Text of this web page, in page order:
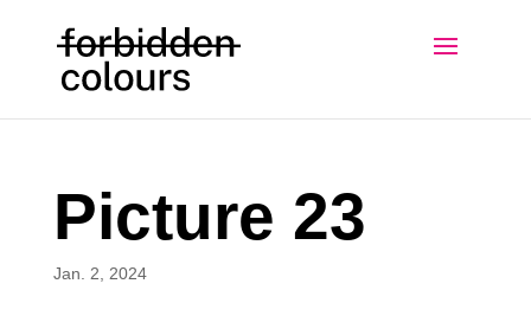
Picture 23
Jan. 2, 2024